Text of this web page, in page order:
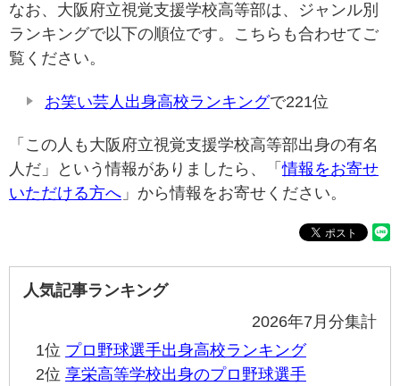
なお、大阪府立視覚支援学校高等部は、ジャンル別
ランキングで以下の順位です。こちらも合わせてご
覧ください。
お笑い芸人出身高校ランキングで221位
「この人も大阪府立視覚支援学校高等部出身の有名
人だ」という情報がありましたら、「情報をお寄せ
いただける方へ 」から情報をお寄せください。
人気記事ランキング
2026年7月分集計
1位 プロ野球選手出身高校ランキング
2位 享栄高等学校出身のプロ野球選手